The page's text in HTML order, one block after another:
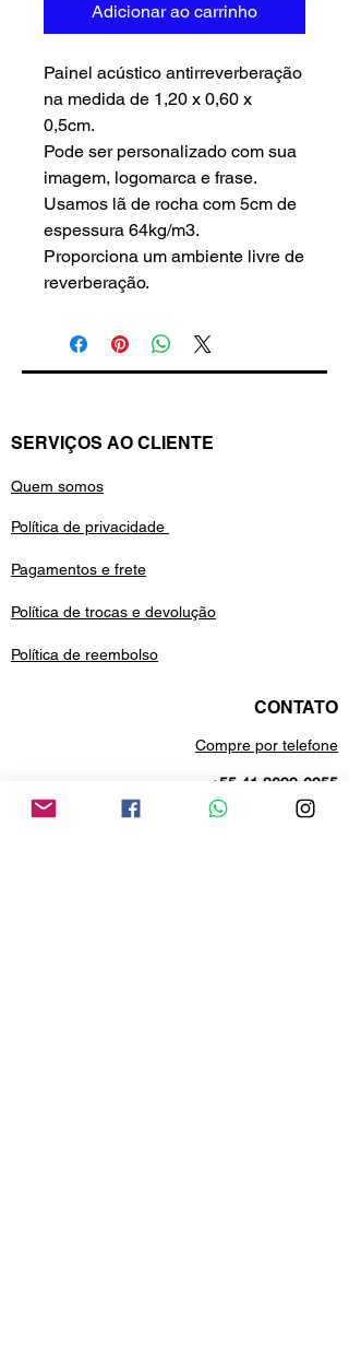
Adicionar ao carrinho
Painel acústico antirreverberação
na medida de 1,20 x 0,60 x
0,5cm.
Pode ser personalizado com sua
imagem, logomarca e frase.
Usamos lã de rocha com 5cm de
espessura 64kg/m3.
Proporciona um ambiente livre de
reverberação.
SERVIÇOS AO CLIENTE
Quem somos
Política de privacidade
Pagamentos e frete
Política de trocas e devolução
Política de reembolso
CONTATO
Compre por telefone
+55 41 3699-6955
Estamos no whatsApp